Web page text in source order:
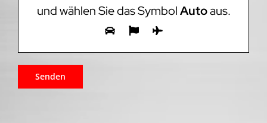
und wählen Sie das SymbolAutoaus.